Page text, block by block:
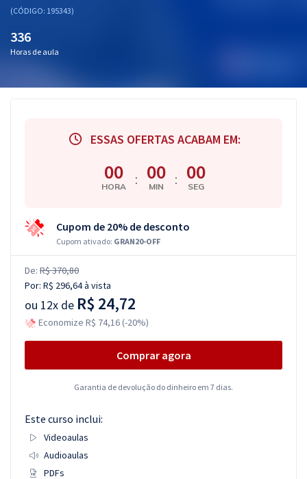
(CÓDIGO: 195343)
336
Horas de aula
ESSAS OFERTAS ACABAM EM:
00
HORA : 00
MIN : 00
SEG
Cupom de 20% de desconto
Cupom ativado: GRAN20-OFF
De: R$ 370,80
Por: R$ 296,64à vista
ou 12x de R$ 24,72
Economize R$ 74,16 (-20%)
Comprar agora
Garantia de devolução do dinheiro em 7 dias.
Este curso inclui:
Videoaulas
Audioaulas
PDFs